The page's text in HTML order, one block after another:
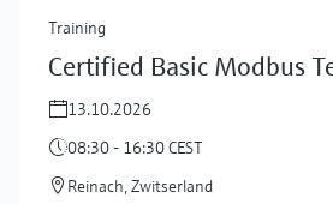
Training
Certified Basic Modbus
13.10.2026
08:30 - 16:30 CEST
Reinach, Zwitserland